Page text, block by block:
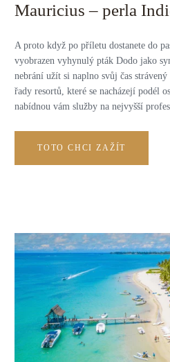
Mauricius – perla
A proto když po příletu dostanete do
vyobrazen vyhynulý pták Dodo jako
nebrání užít si naplno svůj čas
řady resortů, které se nacházejí podél
nabídnou vám služby na nejvyšší
TOTO CHCI ZAŽÍT